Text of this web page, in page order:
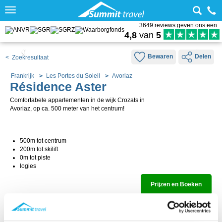
Toggle
3649 reviews geven ons een
4,8 van 5
< Zoekresultaat Bewaren Delen
Frankrijk Les Portes du Soleil Avoriaz
Résidence Aster
Comfortabele appartementen in de wijk Crozats in
Avoriaz, op ca. 500 meter van het centrum!
500m tot centrum
200m tot skilift
0m tot piste
logies
Prijzen en Boeken
Hoe werkt dit qua boeken?